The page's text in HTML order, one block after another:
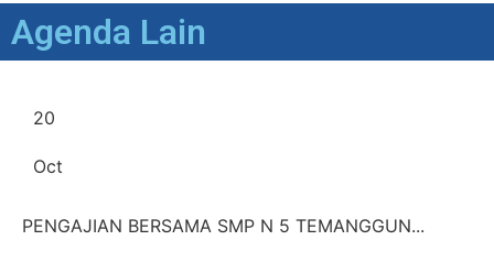
Agenda Lain
20
Oct
PENGAJIAN BERSAMA SMP N 5 TEMANGGUN...